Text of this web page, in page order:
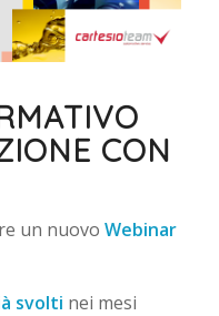
CON
un nuovo Webinar
svolti nei mesi